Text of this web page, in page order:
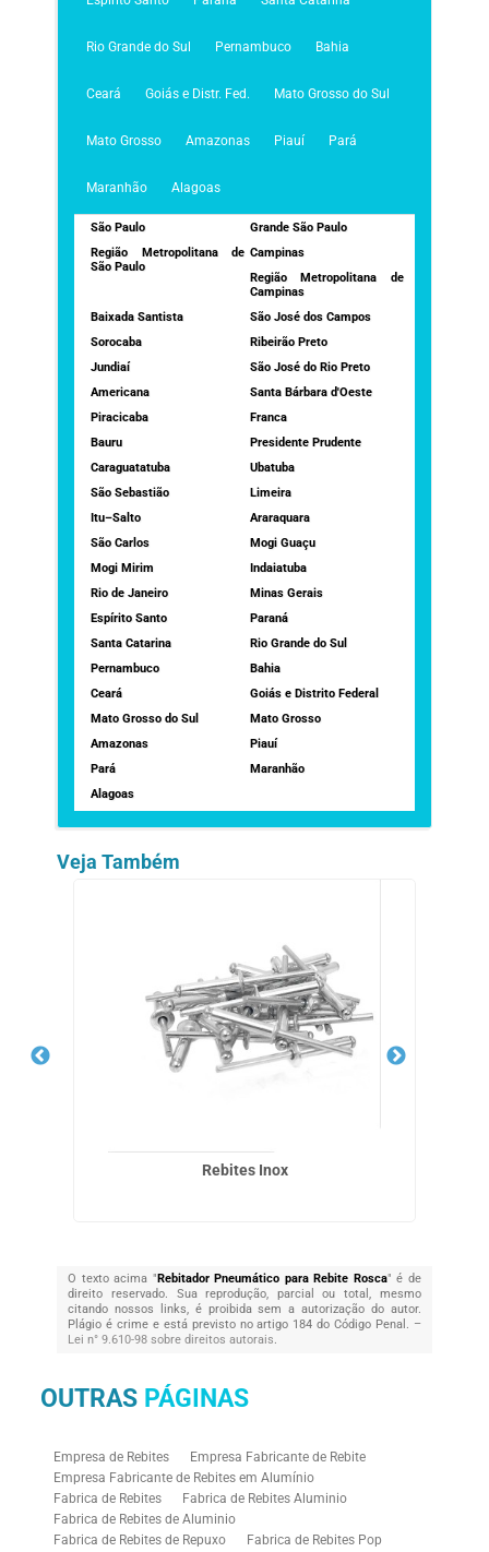
Rio Grande do Sul Pernambuco Bahia
Ceará Goiás e Distr. Fed. Mato Grosso do Sul
Mato Grosso Amazonas Piauí Pará
Maranhão Alagoas
São Paulo
Grande São Paulo
Região Metropolitana de
São Paulo
Campinas
Região Metropolitana de
Campinas
Baixada Santista
São José dos Campos
Sorocaba
Ribeirão Preto
Jundiaí
São José do Rio Preto
Americana
Santa Bárbara d'Oeste
Piracicaba
Franca
Bauru
Presidente Prudente
Caraguatatuba
Ubatuba
São Sebastião
Limeira
Itu–Salto
Araraquara
São Carlos
Mogi Guaçu
Mogi Mirim
Indaiatuba
Rio de Janeiro
Minas Gerais
Espírito Santo
Paraná
Santa Catarina
Rio Grande do Sul
Pernambuco
Bahia
Ceará
Goiás e Distrito Federal
Mato Grosso do Sul
Mato Grosso
Amazonas
Piauí
Pará
Maranhão
Alagoas
Veja Também
Rebites Inox
O texto acima "Rebitador Pneumático para Rebite Rosca" é de
direito reservado. Sua reprodução, parcial ou total, mesmo
citando nossos links, é proibida sem a autorização do autor.
Plágio é crime e está previsto no artigo 184 do Código Penal. –
Lei n° 9.610-98 sobre direitos autorais.
OUTRAS PÁGINAS
Empresa de Rebites
Empresa Fabricante de Rebite
Empresa Fabricante de Rebites em Alumínio
Fabrica de Rebites
Fabrica de Rebites Aluminio
Fabrica de Rebites de Aluminio
Fabrica de Rebites de Repuxo
Fabrica de Rebites Pop